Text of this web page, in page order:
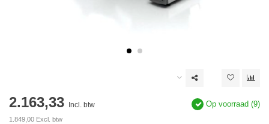
2.163,33 Incl. btw
1.849,00 Excl. btw
Op voorraad (9)